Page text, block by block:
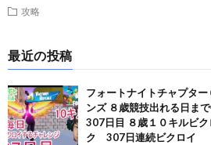
攻略
最近の投稿
フォートナイトチャプタ
ンズ ８歳競技出れる日ま
307日目 ８歳１０キルビ
ク 307日連続ビクロイ